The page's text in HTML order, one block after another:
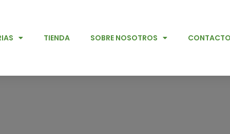
TIENDA SOBRE NOSOTROS CONTACTO